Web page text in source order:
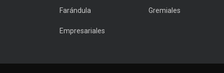
Farándula Gremiales
Empresariales